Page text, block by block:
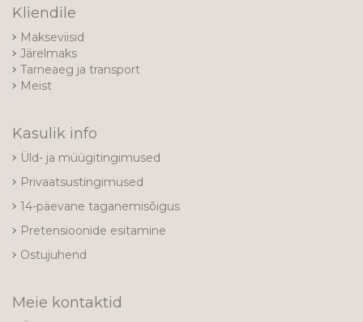
Kliendile
Makseviisid
Järelmaks
Tarneaeg ja transport
Meist
Kasulik info
Üld- ja müügitingimused
Privaatsustingimused
14-päevane taganemisõigus
Pretensioonide esitamine
Ostujuhend
Meie kontaktid